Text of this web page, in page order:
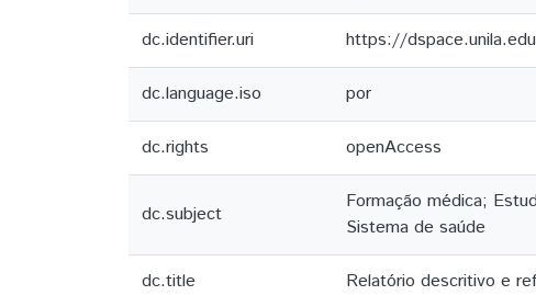
dc.identifier.uri https://
dc.language.iso por
dc.rights openAccess
dc.subject
Formação médica;
Sistema de saúde
dc.title Relatório descritivo e